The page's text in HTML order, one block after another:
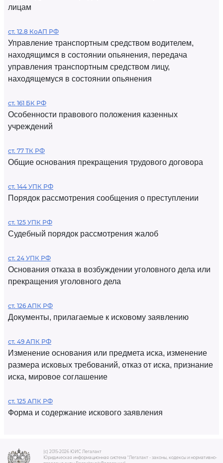
лицам
ст. 12.8 КоАП РФ
Управление транспортным средством водителем,
находящимся в состоянии опьянения, передача
управления транспортным средством лицу,
находящемуся в состоянии опьянения
ст. 161 БК РФ
Особенности правового положения казенных
учреждений
ст. 77 ТК РФ
Общие основания прекращения трудового договора
ст. 144 УПК РФ
Порядок рассмотрения сообщения о преступлении
ст. 125 УПК РФ
Судебный порядок рассмотрения жалоб
ст. 24 УПК РФ
Основания отказа в возбуждении уголовного дела или
прекращения уголовного дела
ст. 126 АПК РФ
Документы, прилагаемые к исковому заявлению
ст. 49 АПК РФ
Изменение основания или предмета иска, изменение
размера исковых требований, отказ от иска, признание
иска, мировое соглашение
ст. 125 АПК РФ
Форма и содержание искового заявления
(c) 2015-2026 ЮИС Легалакт
Юридическая информационная система "Легалакт - законы, кодексы и нормативно-